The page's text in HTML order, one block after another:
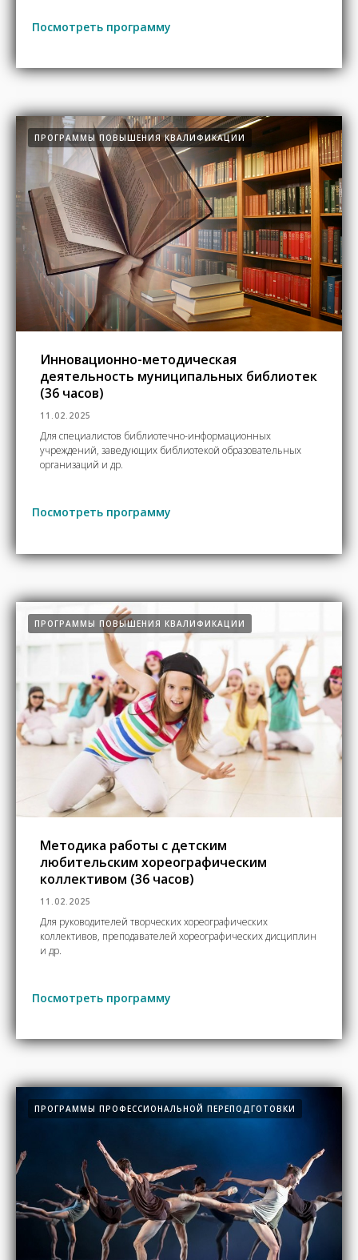
Посмотреть программу
ПРОГРАММЫ ПОВЫШЕНИЯ КВАЛИФИКАЦИИ
Инновационно-методическая
деятельность муниципальных библиотек
(36 часов)
11.02.2025
Для специалистов библиотечно-информационных
учреждений, заведующих библиотекой образовательных
организаций и др.
Посмотреть программу
ПРОГРАММЫ ПОВЫШЕНИЯ КВАЛИФИКАЦИИ
Методика работы с детским
любительским хореографическим
коллективом (36 часов)
11.02.2025
Для руководителей творческих хореографических
коллективов, преподавателей хореографических дисциплин
и др.
Посмотреть программу
ПРОГРАММЫ ПРОФЕССИОНАЛЬНОЙ ПЕРЕПОДГОТОВКИ